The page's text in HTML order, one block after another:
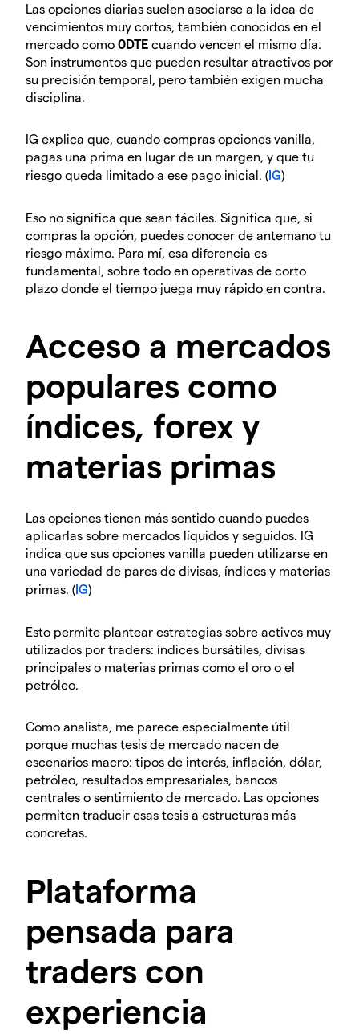
Las opciones diarias suelen asociarse a la idea de
vencimientos muy cortos, también conocidos en el
mercado como 0DTE cuando vencen el mismo día.
Son instrumentos que pueden resultar atractivos por
su precisión temporal, pero también exigen mucha
disciplina.
IG explica que, cuando compras opciones vanilla,
pagas una prima en lugar de un margen, y que tu
riesgo queda limitado a ese pago inicial. (IG)
Eso no significa que sean fáciles. Significa que, si
compras la opción, puedes conocer de antemano tu
riesgo máximo. Para mí, esa diferencia es
fundamental, sobre todo en operativas de corto
plazo donde el tiempo juega muy rápido en contra.
Acceso a mercados
populares como
índices, forex y
materias primas
Las opciones tienen más sentido cuando puedes
aplicarlas sobre mercados líquidos y seguidos. IG
indica que sus opciones vanilla pueden utilizarse en
una variedad de pares de divisas, índices y materias
primas. (IG)
Esto permite plantear estrategias sobre activos muy
utilizados por traders: índices bursátiles, divisas
principales o materias primas como el oro o el
petróleo.
Como analista, me parece especialmente útil
porque muchas tesis de mercado nacen de
escenarios macro: tipos de interés, inflación, dólar,
petróleo, resultados empresariales, bancos
centrales o sentimiento de mercado. Las opciones
permiten traducir esas tesis a estructuras más
concretas.
Plataforma
pensada para
traders con
experiencia